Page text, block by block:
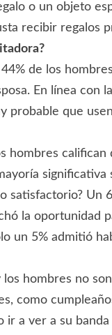
o un objeto
recibir regalos
de los
En línea con
probable que
califican
satisfactorio?
la oportunidad
un 5% admitió
hombres no
como
ir a ver a su